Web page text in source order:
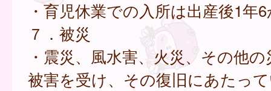
・育児休業での入所は出産後1年
７．被災
・震災、風水害、火災、その他
被害を受け、その復旧にあたっ